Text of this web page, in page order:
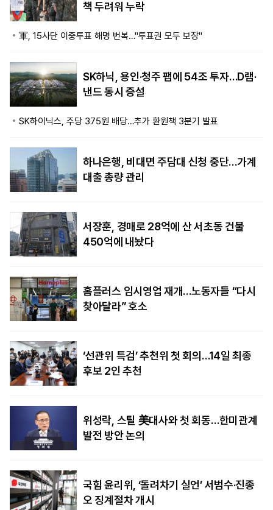
책 두려워 누락
軍, 15사단 이중투표 해명 번복…"투표권 모두 보장"
SK하닉, 용인·청주 팹에 54조 투자…D램·
낸드 동시 증설
SK하이닉스, 주당 375원 배당…추가 환원책 3분기 발표
하나은행, 비대면 주담대 신청 중단…가계
대출 총량 관리
서장훈, 경매로 28억에 산 서초동 건물
450억에 내놨다
홈플러스 임시영업 재개…노동자들 “다시
찾아달라” 호소
‘선관위 특검’ 추천위 첫 회의…14일 최종
후보 2인 추천
위성락, 스틸 美대사와 첫 회동…한미관계
발전 방안 논의
국힘 윤리위, ‘돌려차기 실언’ 서범수·진종
오 징계절차 개시